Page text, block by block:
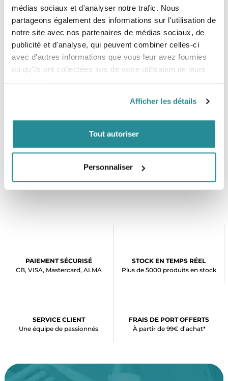
médias sociaux et d'analyser notre trafic. Nous
partageons également des informations sur l'utilisation de
notre site avec nos partenaires de médias sociaux, de
publicité et d'analyse, qui peuvent combiner celles-ci
avec d'autres informations que vous leur avez fournies
ou qu'ils ont collectées lors de votre utilisation de leurs
Afficher les détails
Tout autoriser
Personnaliser
Vague : Entre 80cm et 1,50m
Epoxy bio résine
Helium Technology
Tri-Quad (5 Boîtiers)
Dérives non fournies
PAIEMENT SÉCURISÉ
CB, VISA, Mastercard, ALMA
STOCK EN TEMPS RÉEL
Plus de 5000 produits en stock
SERVICE CLIENT
Une équipe de passionnés
FRAIS DE PORT OFFERTS
À partir de 99€ d’achat*